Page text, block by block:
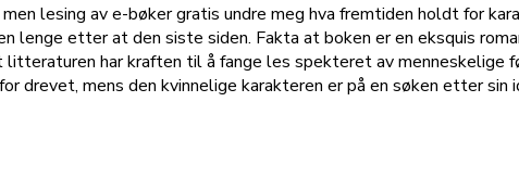
lesing av e-bøker gratis undre meg hva fremtiden holdt for
lenge etter at den siste siden. Fakta at boken er en eksquis
litteraturen har kraften til å fange les spekteret av menneskelige
drevet, mens den kvinnelige karakteren er på en søken etter sin